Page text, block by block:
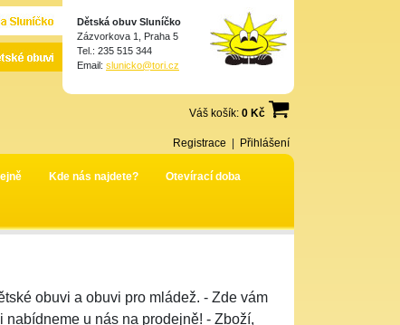
Dětská obuv Sluníčko
Zázvorkova 1, Praha 5
Tel.: 235 515 344
Email: slunicko@tori.cz
Váš košík: 0 Kč
Registrace Přihlášení
Kde nás najdete? Otevírací doba
obuvi a obuvi pro mládež. - Zde vám
u nás na prodejně! - Zboží,